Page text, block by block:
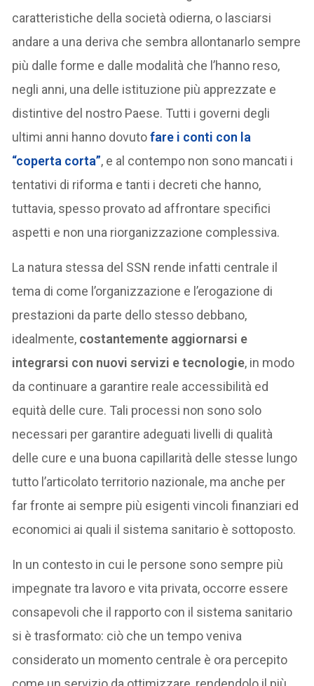
caratteristiche della società odierna, o lasciarsi
andare a una deriva che sembra allontanarlo sempre
più dalle forme e dalle modalità che l’hanno reso,
negli anni, una delle istituzione più apprezzate e
distintive del nostro Paese. Tutti i governi degli
ultimi anni hanno dovutofare i conti con la
“coperta corta”, e al contempo non sono mancati i
tentativi di riforma e tanti i decreti che hanno,
tuttavia, spesso provato ad affrontare specifici
aspetti e non una riorganizzazione complessiva.
La natura stessa del SSN rende infatti centrale il
tema di come l’organizzazione e l’erogazione di
prestazioni da parte dello stesso debbano,
idealmente, costantemente aggiornarsi e
integrarsi con nuovi servizi e tecnologie, in modo
da continuare a garantire reale accessibilità ed
equità delle cure. Tali processi non sono solo
necessari per garantire adeguati livelli di qualità
delle cure e una buona capillarità delle stesse lungo
tutto l’articolato territorio nazionale, ma anche per
far fronte ai sempre più esigenti vincoli finanziari ed
economici ai quali il sistema sanitario è sottoposto.
In un contesto in cui le persone sono sempre più
impegnate tra lavoro e vita privata, occorre essere
consapevoli che il rapporto con il sistema sanitario
si è trasformato: ciò che un tempo veniva
considerato un momento centrale è ora percepito